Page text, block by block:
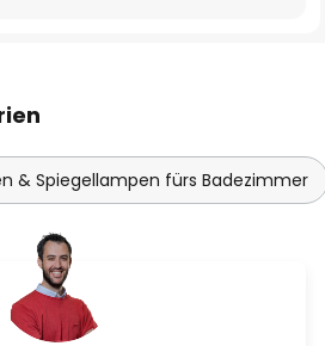
& Spiegellampen fürs Badezimmer